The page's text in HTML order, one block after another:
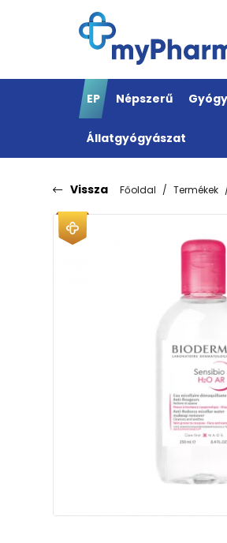
EP Népszerű
Állatgyógyászat
Vissza Főoldal Termékek